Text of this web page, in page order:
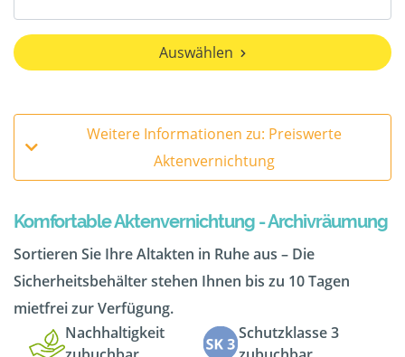
Auswählen
Weitere Informationen zu: Preiswerte
Aktenvernichtung
Komfortable Aktenvernichtung - Archivräumung
Sortieren Sie Ihre Altakten in Ruhe aus – Die
Sicherheitsbehälter stehen Ihnen bis zu 10 Tagen
mietfrei zur Verfügung.
Nachhaltigkeit
Schutzklasse 3